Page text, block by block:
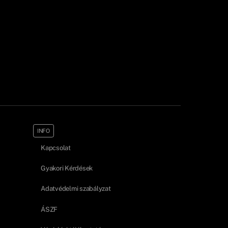
INFO
Kapcsolat
Gyakori Kérdések
Adatvédelmi szabályzat
ÁSZF